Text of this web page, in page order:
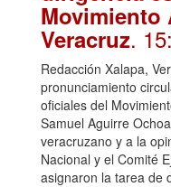
Movimiento
Veracruz.
Redacción Xalapa,
pronunciamiento
oficiales del
Samuel Aguirre
veracruzano y a la
Nacional y el Comité
asignaron la tarea de